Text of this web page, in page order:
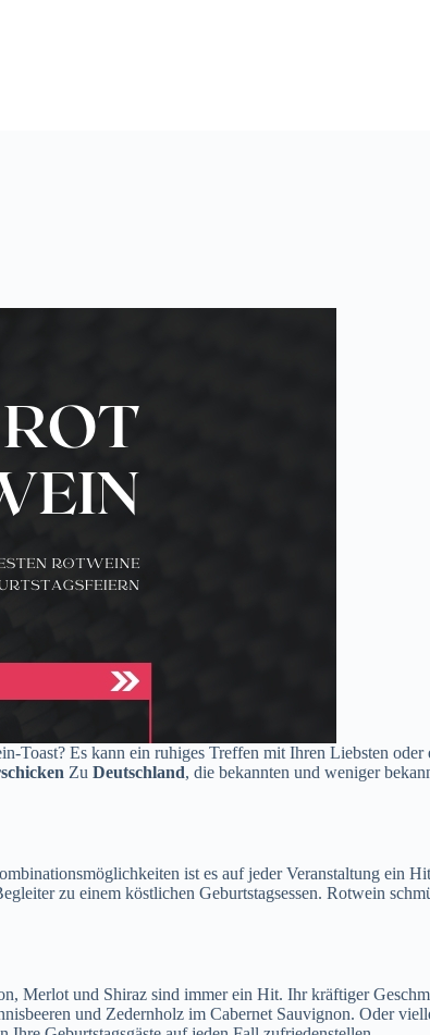
Toast? Es kann ein ruhiges Treffen mit Ihren Liebsten
Zu Deutschland, die bekannten und weniger
ist es auf jeder Veranstaltung ein
zu einem köstlichen Geburtstagsessen. Rotwein
Merlot und Shiraz sind immer ein Hit. Ihr kräftiger
und Zedernholz im Cabernet Sauvignon. Oder